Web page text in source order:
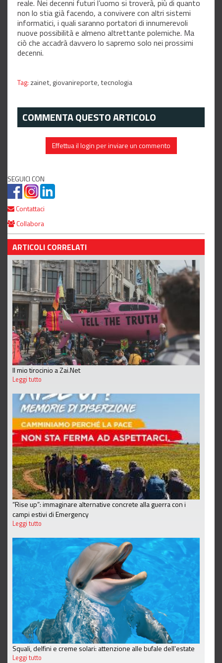
reale. Nei decenni futuri l’uomo si troverà, più di quanto
non lo stia già facendo, a convivere con altri sistemi
informatici, i quali saranno portatori di innumerevoli
nuove possibilità e almeno altrettante polemiche. Ma
ciò che accadrà davvero lo sapremo solo nei prossimi
decenni.
Tag: zainet,giovanireporte,tecnologia
COMMENTA QUESTO ARTICOLO
Effettua il login per inviare un commento
SEGUICI CON
Contattaci
Collabora
ARTICOLI CORRELATI
Il mio tirocinio a Zai.Net
Leggi tutto
“Rise up”: immaginare alternative concrete alla guerra con i
campi estivi di Emergency
Leggi tutto
Squali, delfini e creme solari: attenzione alle bufale dell'estate
Leggi tutto